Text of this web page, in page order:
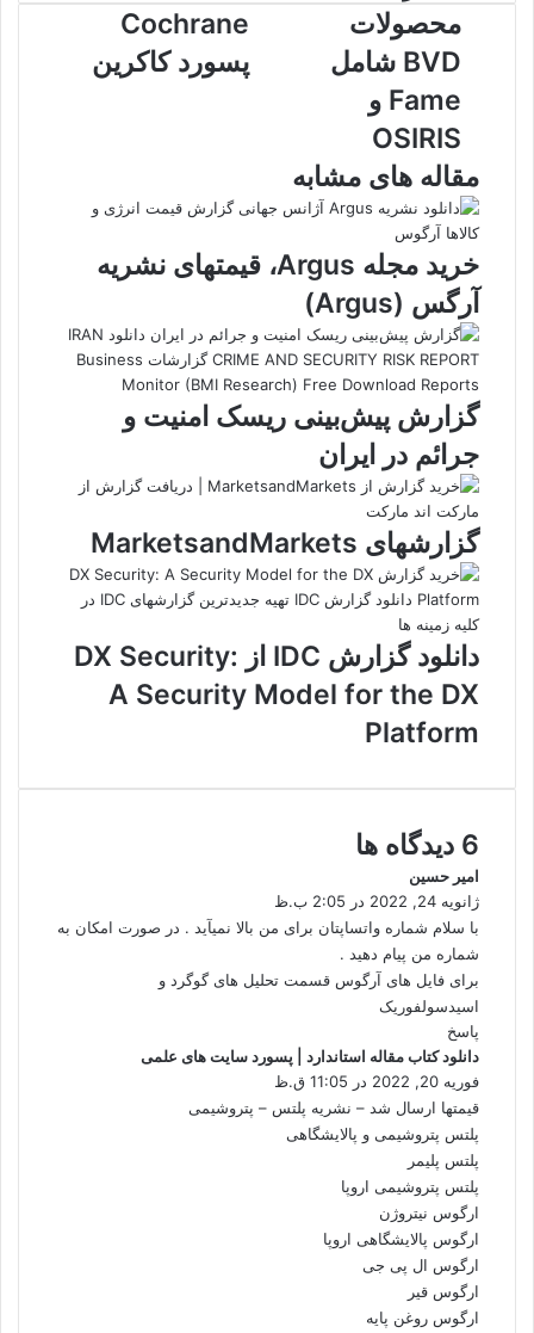
پسورد
Cochrane
پسورد کاکرین
محصولات
BVD
شامل
Fame
و
OSIRIS
محصولات
BVD شامل
Fame و
OSIRIS
مقاله های مشابه
خرید مجله Argus، قیمتهای نشریه
آرگس (Argus)
گزارش پیش‌بینی ریسک‌ امنیت و
جرائم در ایران
گزارشهای MarketsandMarkets
دانلود گزارش IDC از DX Security:
A Security Model for the DX
Platform
‫6 دیدگاه ها
امیر حسین
ف
ت
:
ژانویه 24, 2022 در 2:05 ب.ظ
با سلام شماره واتساپتان برای من بالا نمیآید . در صورت امکان به
شماره من پیام دهید .
برای فایل های آرگوس قسمت تحلیل های گوگرد و
اسیدسولفوریک
پاسخ
دانلود کتاب مقاله استاندارد | پسورد سایت های علمی
فوریه 20, 2022 در 11:05 ق.ظ
قیمتها ارسال شد – نشریه پلتس – پتروشیمی
پلتس پتروشیمی و پالایشگاهی
پلتس پلیمر
پلتس پتروشیمی اروپا
ارگوس نیتروژن
ارگوس پالایشگاهی اروپا
ارگوس ال پی جی
ارگوس قیر
ارگوس روغن پایه